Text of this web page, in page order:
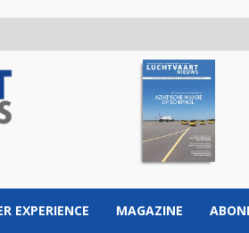
EXPERIENCE MAGAZINE